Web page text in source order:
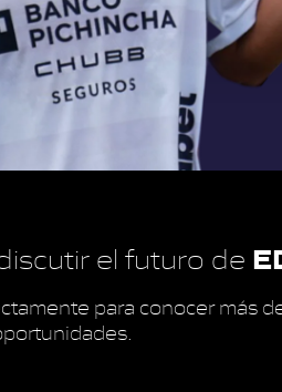
el futuro de
para conocer más